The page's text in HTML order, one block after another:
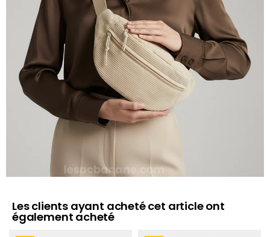
Les clients ayant acheté cet article ont
également acheté